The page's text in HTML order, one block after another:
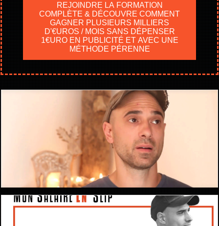
REJOINDRE LA FORMATION
COMPLÈTE & DÉCOUVRE COMMENT
GAGNER PLUSIEURS MILLIERS
D'€UROS / MOIS SANS DÉPENSER
1€URO EN PUBLICITÉ ET AVEC UNE
MÉTHODE PÉRENNE